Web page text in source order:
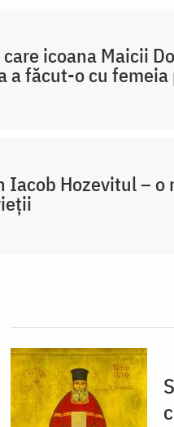
icoana Maicii
a făcut-o cu
Iacob Hozevitul – o